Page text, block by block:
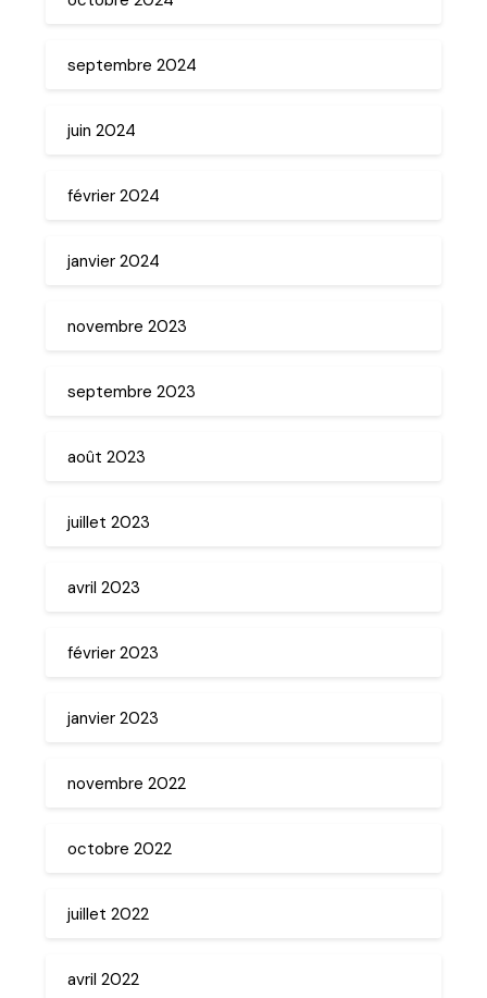
septembre 2024
juin 2024
février 2024
janvier 2024
novembre 2023
septembre 2023
août 2023
juillet 2023
avril 2023
février 2023
janvier 2023
novembre 2022
octobre 2022
juillet 2022
avril 2022